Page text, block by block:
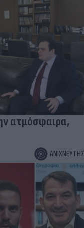
ατμόσφαιρα,
ΑΝΙΧΝΕΥΤΗΣ